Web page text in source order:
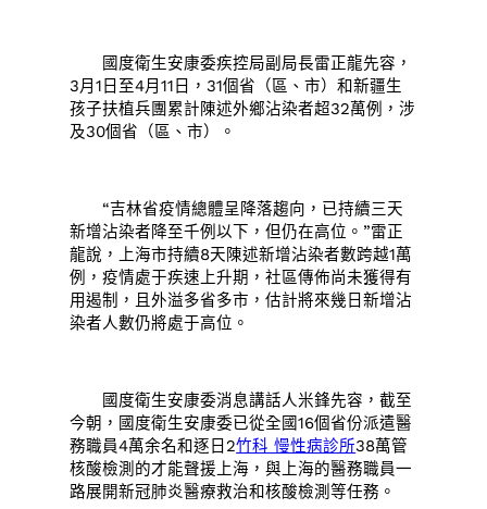
國度衛生安康委疾控局副局長雷正龍先容，
3月1日至4月11日，31個省（區、市）和新疆生
孩子扶植兵團累計陳述外鄉沾染者超32萬例，涉
及30個省（區、市）。
“吉林省疫情總體呈降落趨向，已持續三天
新增沾染者降至千例以下，但仍在高位。”雷正
龍說，上海市持續8天陳述新增沾染者數跨越1萬
例，疫情處于疾速上升期，社區傳佈尚未獲得有
用遏制，且外溢多省多市，估計將來幾日新增沾
染者人數仍將處于高位。
國度衛生安康委消息講話人米鋒先容，截至
今朝，國度衛生安康委已從全國16個省份派遣醫
務職員4萬余名和逐日2竹科 慢性病診所38萬管
核酸檢測的才能聲援上海，與上海的醫務職員一
路展開新冠肺炎醫療救治和核酸檢測等任務。